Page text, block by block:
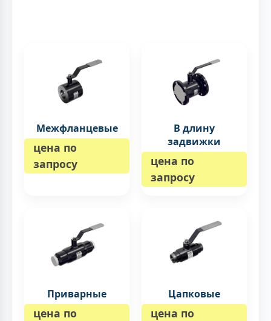
Межфланцевые
цена по
запросу
В длину
задвижки
цена по
запросу
Приварные
цена по
Цапковые
цена по